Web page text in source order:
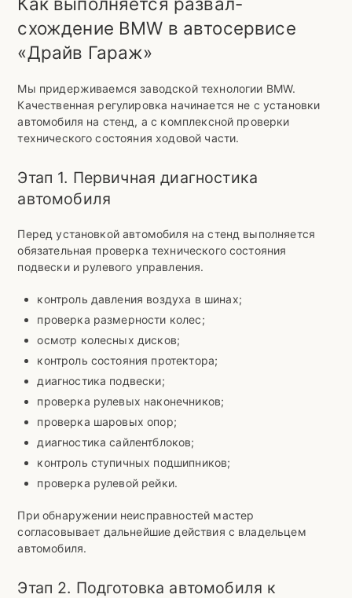
схождение BMW в автосервисе
«Драйв Гараж»
Мы придерживаемся заводской технологии BMW.
Качественная регулировка начинается не с установки
автомобиля на стенд, а с комплексной проверки
технического состояния ходовой части.
Этап 1. Первичная диагностика
автомобиля
Перед установкой автомобиля на стенд выполняется
обязательная проверка технического состояния
подвески и рулевого управления.
контроль давления воздуха в шинах;
проверка размерности колес;
осмотр колесных дисков;
контроль состояния протектора;
диагностика подвески;
проверка рулевых наконечников;
проверка шаровых опор;
диагностика сайлентблоков;
контроль ступичных подшипников;
проверка рулевой рейки.
При обнаружении неисправностей мастер
согласовывает дальнейшие действия с владельцем
автомобиля.
Этап 2. Подготовка автомобиля к